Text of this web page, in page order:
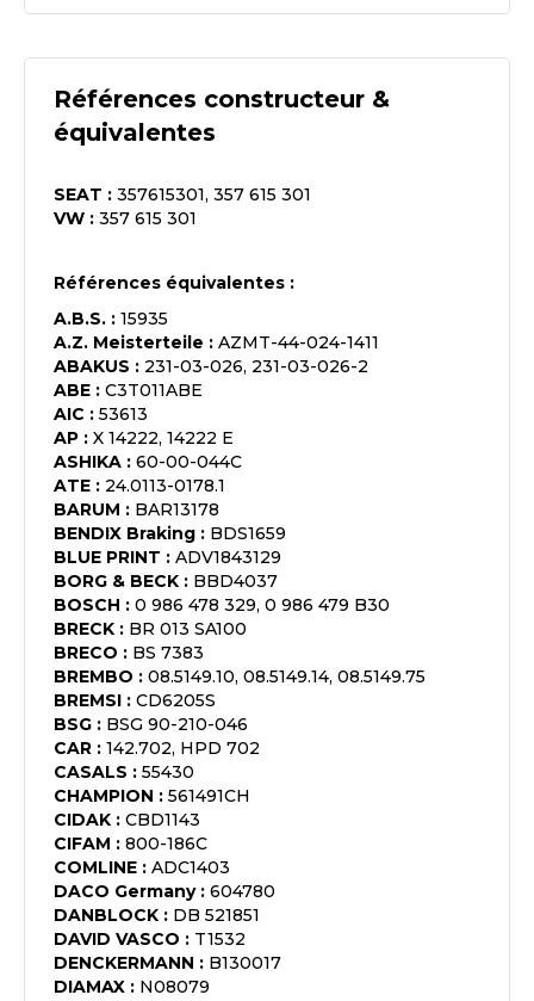
Références constructeur &
équivalentes
SEAT : 357615301, 357 615 301
VW : 357 615 301
Références équivalentes :
A.B.S. : 15935
A.Z. Meisterteile : AZMT-44-024-1411
ABAKUS : 231-03-026, 231-03-026-2
ABE : C3T011ABE
AIC : 53613
AP : X 14222, 14222 E
ASHIKA : 60-00-044C
ATE : 24.0113-0178.1
BARUM : BAR13178
BENDIX Braking : BDS1659
BLUE PRINT : ADV1843129
BORG & BECK : BBD4037
BOSCH : 0 986 478 329, 0 986 479 B30
BRECK : BR 013 SA100
BRECO : BS 7383
BREMBO : 08.5149.10, 08.5149.14, 08.5149.75
BREMSI : CD6205S
BSG : BSG 90-210-046
CAR : 142.702, HPD 702
CASALS : 55430
CHAMPION : 561491CH
CIDAK : CBD1143
CIFAM : 800-186C
COMLINE : ADC1403
DACO Germany: 604780
DANBLOCK : DB 521851
DAVID VASCO : T1532
DENCKERMANN : B130017
DIAMAX : N08079